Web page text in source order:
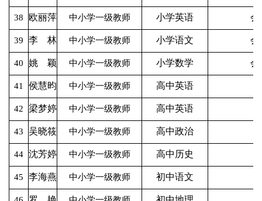
38 欧丽萍 中小学一级教师 小学英语 会
39 李 林 中小学一级教师 小学语文 会
40 姚 颖 中小学一级教师 小学数学 会
41 侯慧昀 中小学一级教师 高中英语
42 梁梦婷 中小学一级教师 高中英语
43 吴晓筱 中小学一级教师 高中政治
44 沈芳婷 中小学一级教师 高中历史
45 李海燕 中小学一级教师 初中语文